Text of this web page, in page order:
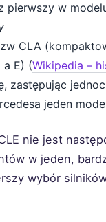
pierwszy w
CLA
a E) (Wikipedia –
zastępując
jeden
nie jest
w jeden,
wybór